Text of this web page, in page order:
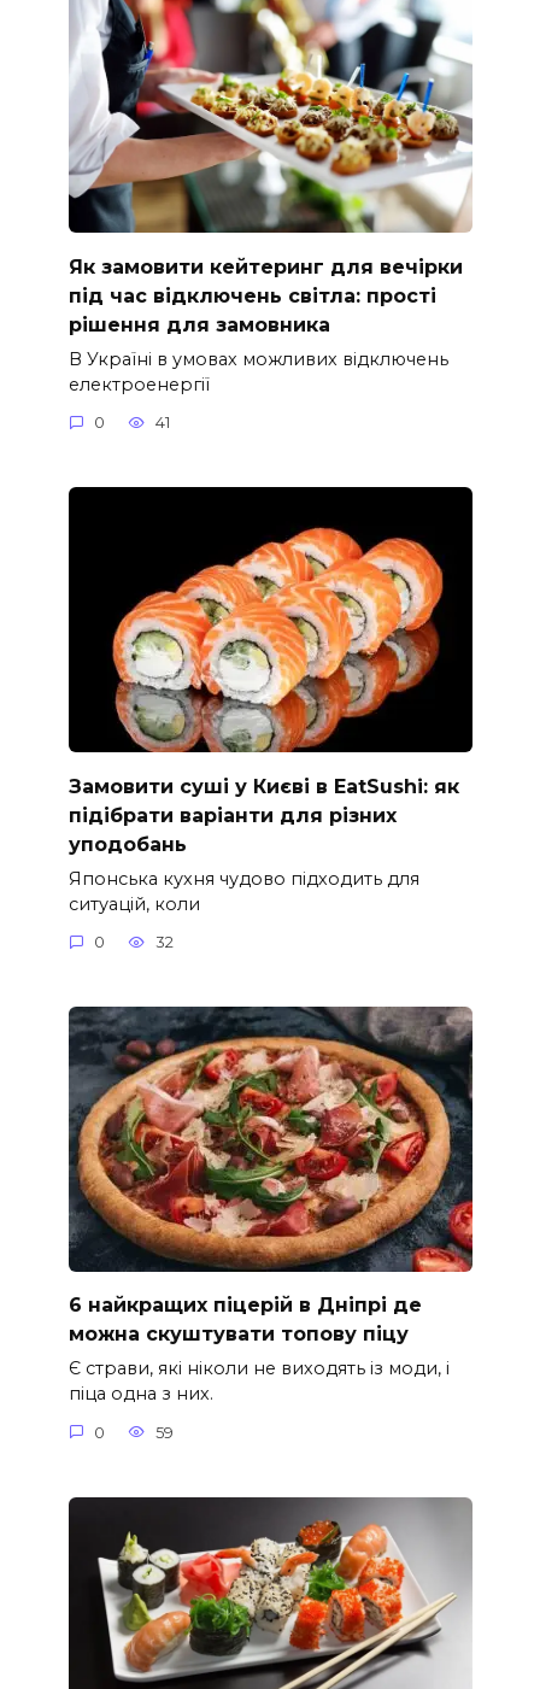
Як замовити кейтеринг для вечірки
під час відключень світла: прості
рішення для замовника
В Україні в умовах можливих відключень
електроенергії
0 41
Замовити суші у Києві в EatSushi: як
підібрати варіанти для різних
уподобань
Японська кухня чудово підходить для
ситуацій, коли
0 32
6 найкращих піцерій в Дніпрі де
можна скуштувати топову піцу
Є страви, які ніколи не виходять із моди, і
піца одна з них.
0 59